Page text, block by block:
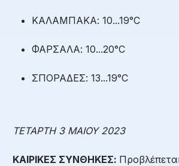
ΚΑΛΑΜΠΑΚΑ: 10...19°C
ΦΑΡΣΑΛΑ: 10...20°C
ΣΠΟΡΑΔΕΣ: 13...19°C
ΤΕΤΑΡΤΗ 3 ΜΑΙΟΥ 2023
ΚΑΙΡΙΚΕΣ ΣΥΝΘΗΚΕΣ: